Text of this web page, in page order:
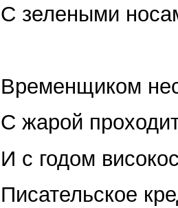
С зелеными
Временщиком
С жарой
И с годом
Писательское